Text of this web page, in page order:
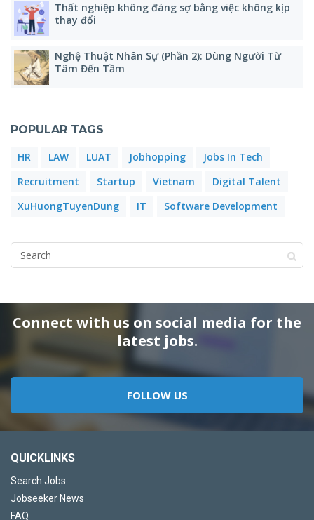
Thất nghiệp không đáng sợ bằng việc không kịp
thay đổi
Nghệ Thuật Nhân Sự (Phần 2): Dùng Người Từ
Tâm Đến Tầm
POPULAR TAGS
HR LAW LUAT Jobhopping
Jobs In Tech
Recruitment
Startup Vietnam
Digital Talent
XuHuongTuyenDung
IT Software Development
Connect with us on social media for the
latest jobs.
FOLLOW US
QUICKLINKS
Search Jobs
Jobseeker News
FAQ